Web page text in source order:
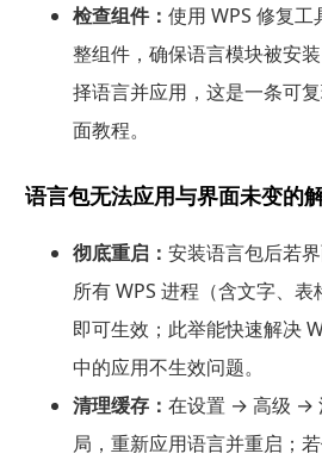
检查组件： 使用 WPS 修复
整组件，确保语言模块被安
择语言并应用，这是一条可
面教程。
语言包无法应用与界面未变的
彻底重启： 安装语言包后若
所有 WPS 进程（含文字、
即可生效；此举能快速解决
中的应用不生效问题。
清理缓存： 在设置 → 高级 →
局，重新应用语言并重启；